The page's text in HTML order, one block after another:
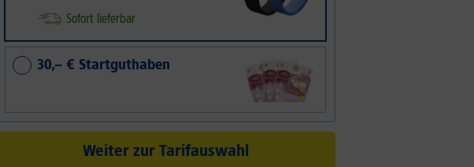
Sofort lieferbar
30,– € Startguthaben
Weiter zur Tarifauswahl